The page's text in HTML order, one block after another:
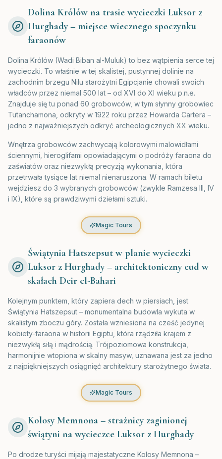
Dolina Królów na trasie wycieczki Luksor z
Hurghady – miejsce wiecznego spoczynku
faraonów
Dolina Królów (Wadi Biban al-Muluk) to bez wątpienia serce tej
wycieczki. To właśnie w tej skalistej, pustynnej dolinie na
zachodnim brzegu Nilu starożytni Egipcjanie chowali swoich
władców przez niemal 500 lat – od XVI do XI wieku p.n.e.
Znajduje się tu ponad 60 grobowców, w tym słynny grobowiec
Tutanchamona, odkryty w 1922 roku przez Howarda Cartera –
jedno z najważniejszych odkryć archeologicznych XX wieku.
Wnętrza grobowców zachwycają kolorowymi malowidłami
ściennymi, hieroglifami opowiadającymi o podróży faraona do
zaświatów oraz niezwykłą precyzją wykonania, która
przetrwała tysiące lat niemal nienaruszona. W ramach biletu
wejdziesz do 3 wybranych grobowców (zwykle Ramzesa III, IV
i IX), które są prawdziwymi dziełami sztuki.
Magic Tours
Świątynia Hatszepsut w planie wycieczki
Luksor z Hurghady – architektoniczny cud w
skałach Deir el-Bahari
Kolejnym punktem, który zapiera dech w piersiach, jest
Świątynia Hatszepsut – monumentalna budowla wykuta w
skalistym zboczu góry. Została wzniesiona na cześć jedynej
kobiety-faraona w historii Egiptu, która rządziła krajem z
niezwykłą siłą i mądrością. Trójpoziomowa konstrukcja,
harmonijnie wtopiona w skalny masyw, uznawana jest za jedno
z najpiękniejszych osiągnięć architektury starożytnego świata.
Magic Tours
Kolosy Memnona – strażnicy zaginionej
świątyni na wycieczce Luksor z Hurghady
Po drodze turyści mijają majestatyczne Kolosy Memnona –